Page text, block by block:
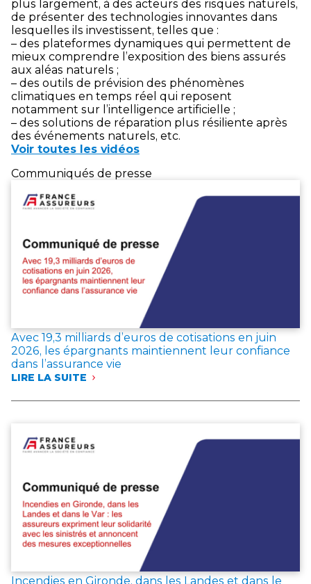
plus largement, à des acteurs des risques naturels,
de présenter des technologies innovantes dans
lesquelles ils investissent, telles que :
– des plateformes dynamiques qui permettent de
mieux comprendre l’exposition des biens assurés
aux aléas naturels ;
– des outils de prévision des phénomènes
climatiques en temps réel qui reposent
notamment sur l’intelligence artificielle ;
– des solutions de réparation plus résiliente après
des événements naturels, etc.
Voir toutes les vidéos
Communiqués de presse
Avec 19,3 milliards d’euros de cotisations en juin
2026, les épargnants maintiennent leur confiance
dans l’assurance vie
LIRE LA SUITE
:
COTISATIONS
2026,
LES
ÉPARGNANTS
MAINTIENNENT
LEUR
CONFIANCE
L’ASSURANCE
Incendies en Gironde, dans les Landes et dans le